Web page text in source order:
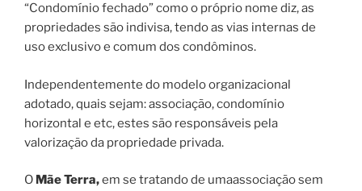
“Condomínio fechado” como o próprio nome diz, as
propriedades são indivisa, tendo as vias internas de
uso exclusivo e comum dos condôminos.
Independentemente do modelo organizacional
adotado, quais sejam: associação, condomínio
horizontal e etc, estes são responsáveis pela
valorização da propriedade privada.
O Mãe Terra,em se tratando de umaassociação sem